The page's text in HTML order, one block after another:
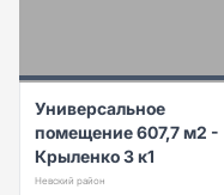
Универсальное
помещение 607,7 м2 -
Крыленко 3 к1
Невский район